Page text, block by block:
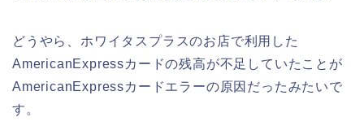
どうやら、ホワイタスプラスのお店で利用した
AmericanExpressカードの残高が不足していたことが
AmericanExpressカードエラーの原因だったみたいで
す。